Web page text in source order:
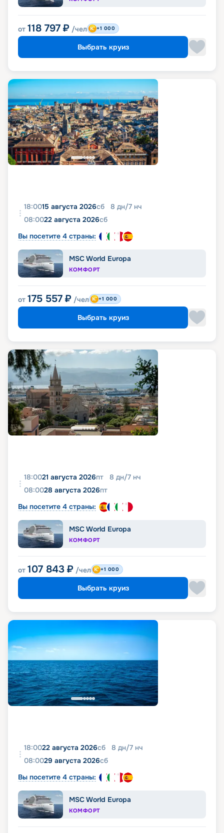
от 118 797 ₽ /чел +1 000
Выбрать круиз
18:0015 августа 2026сб 8 дн/7 нч
08:0022 августа 2026сб
Вы посетите 4 страны:
MSC World Europa
КОМФОРТ
от 175 557 ₽ /чел +1 000
Выбрать круиз
18:0021 августа 2026пт 8 дн/7 нч
08:0028 августа 2026пт
Вы посетите 4 страны:
MSC World Europa
КОМФОРТ
от 107 843 ₽ /чел +1 000
Выбрать круиз
18:0022 августа 2026сб 8 дн/7 нч
08:0029 августа 2026сб
Вы посетите 4 страны:
MSC World Europa
КОМФОРТ